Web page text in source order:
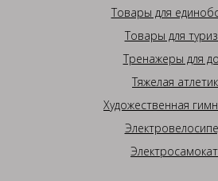
Товары для
Товары для
Тренажеры для
Тяжелая
Художественная